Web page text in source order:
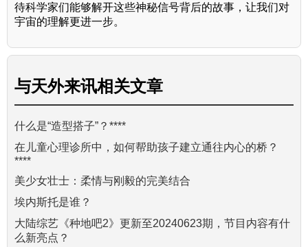
待科学家们能够解开这些神秘信号背后的故事，让我们对
宇宙的理解更进一步。
与天外来讯相关文章
什么是“造型搭子”？****
在儿童心理诊所中，如何帮助孩子建立通往内心的桥？
****
美少女壮士：柔情与刚毅的完美结合
埃内斯托是谁？
大陆综艺《种地吧2》更新至20240623期，节目内容有什
么新亮点？